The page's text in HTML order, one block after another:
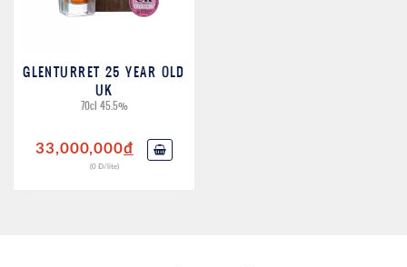
GLENTURRET 25 YEAR OLD
UK
70cl 45.5%
33,000,000đ
(0 Đ/lite)